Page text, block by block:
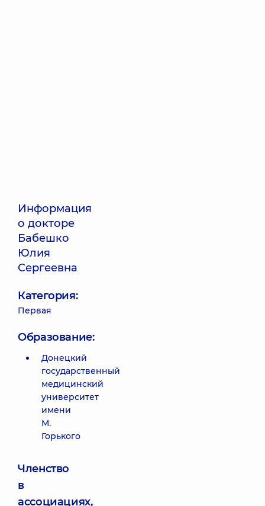
Информация
о докторе
Бабешко
Юлия
Сергеевна
Категория:
Первая
Образование:
Донецкий
государственный
медицинский
университет
имени
М.
Горького
Членство
в
ассоциациях,